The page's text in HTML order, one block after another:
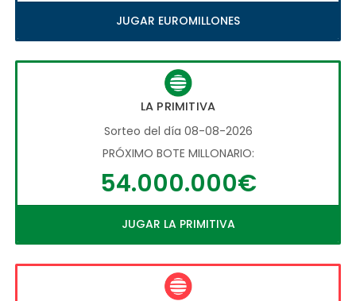
JUGAR EUROMILLONES
LA PRIMITIVA
Sorteo del día 08-08-2026
PRÓXIMO BOTE MILLONARIO:
54.000.000€
JUGAR LA PRIMITIVA